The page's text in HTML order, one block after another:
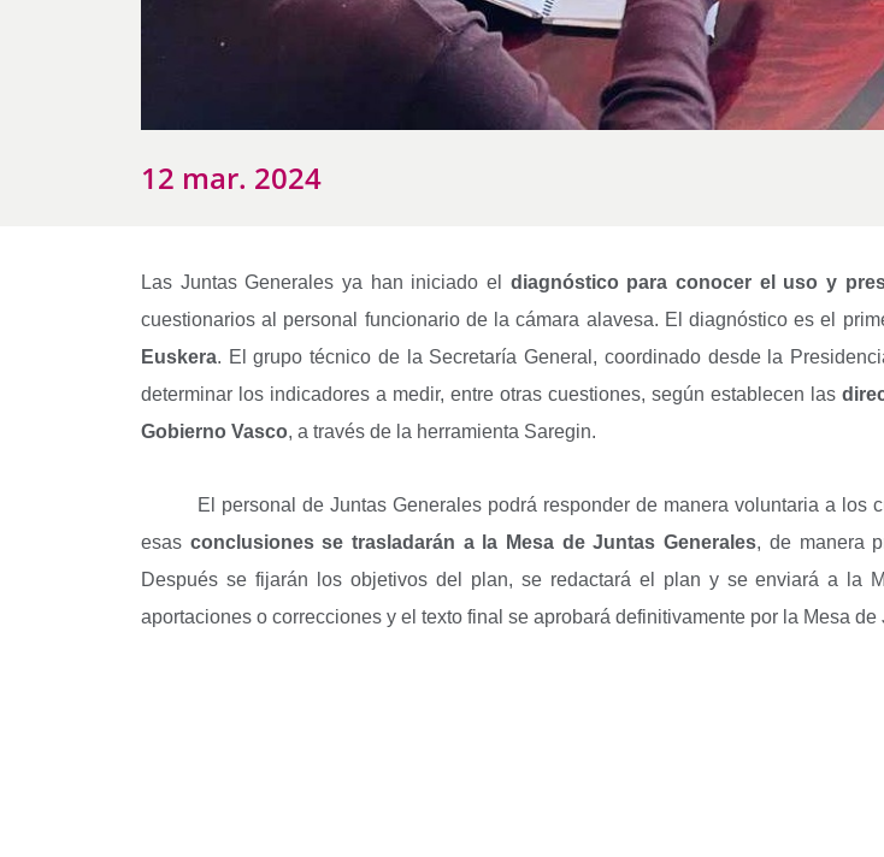
12 mar. 2024
Las Juntas Generales ya han iniciado el diagnóstico para conocer el uso y
cuestionarios al personal funcionario de la cámara alavesa. El diagnóstico es el
Euskera. El grupo técnico de la Secretaría General, coordinado desde la
determinar los indicadores a medir, entre otras cuestiones, según establecen las
Gobierno Vasco, a través de la herramienta Saregin.
El personal de Juntas Generales podrá responder de manera voluntaria a
esas conclusiones se trasladarán a la Mesa de Juntas Generales, de manera
Después se fijarán los objetivos del plan, se redactará el plan y se enviará a la
aportaciones o correcciones y el texto final se aprobará definitivamente por la Mesa de